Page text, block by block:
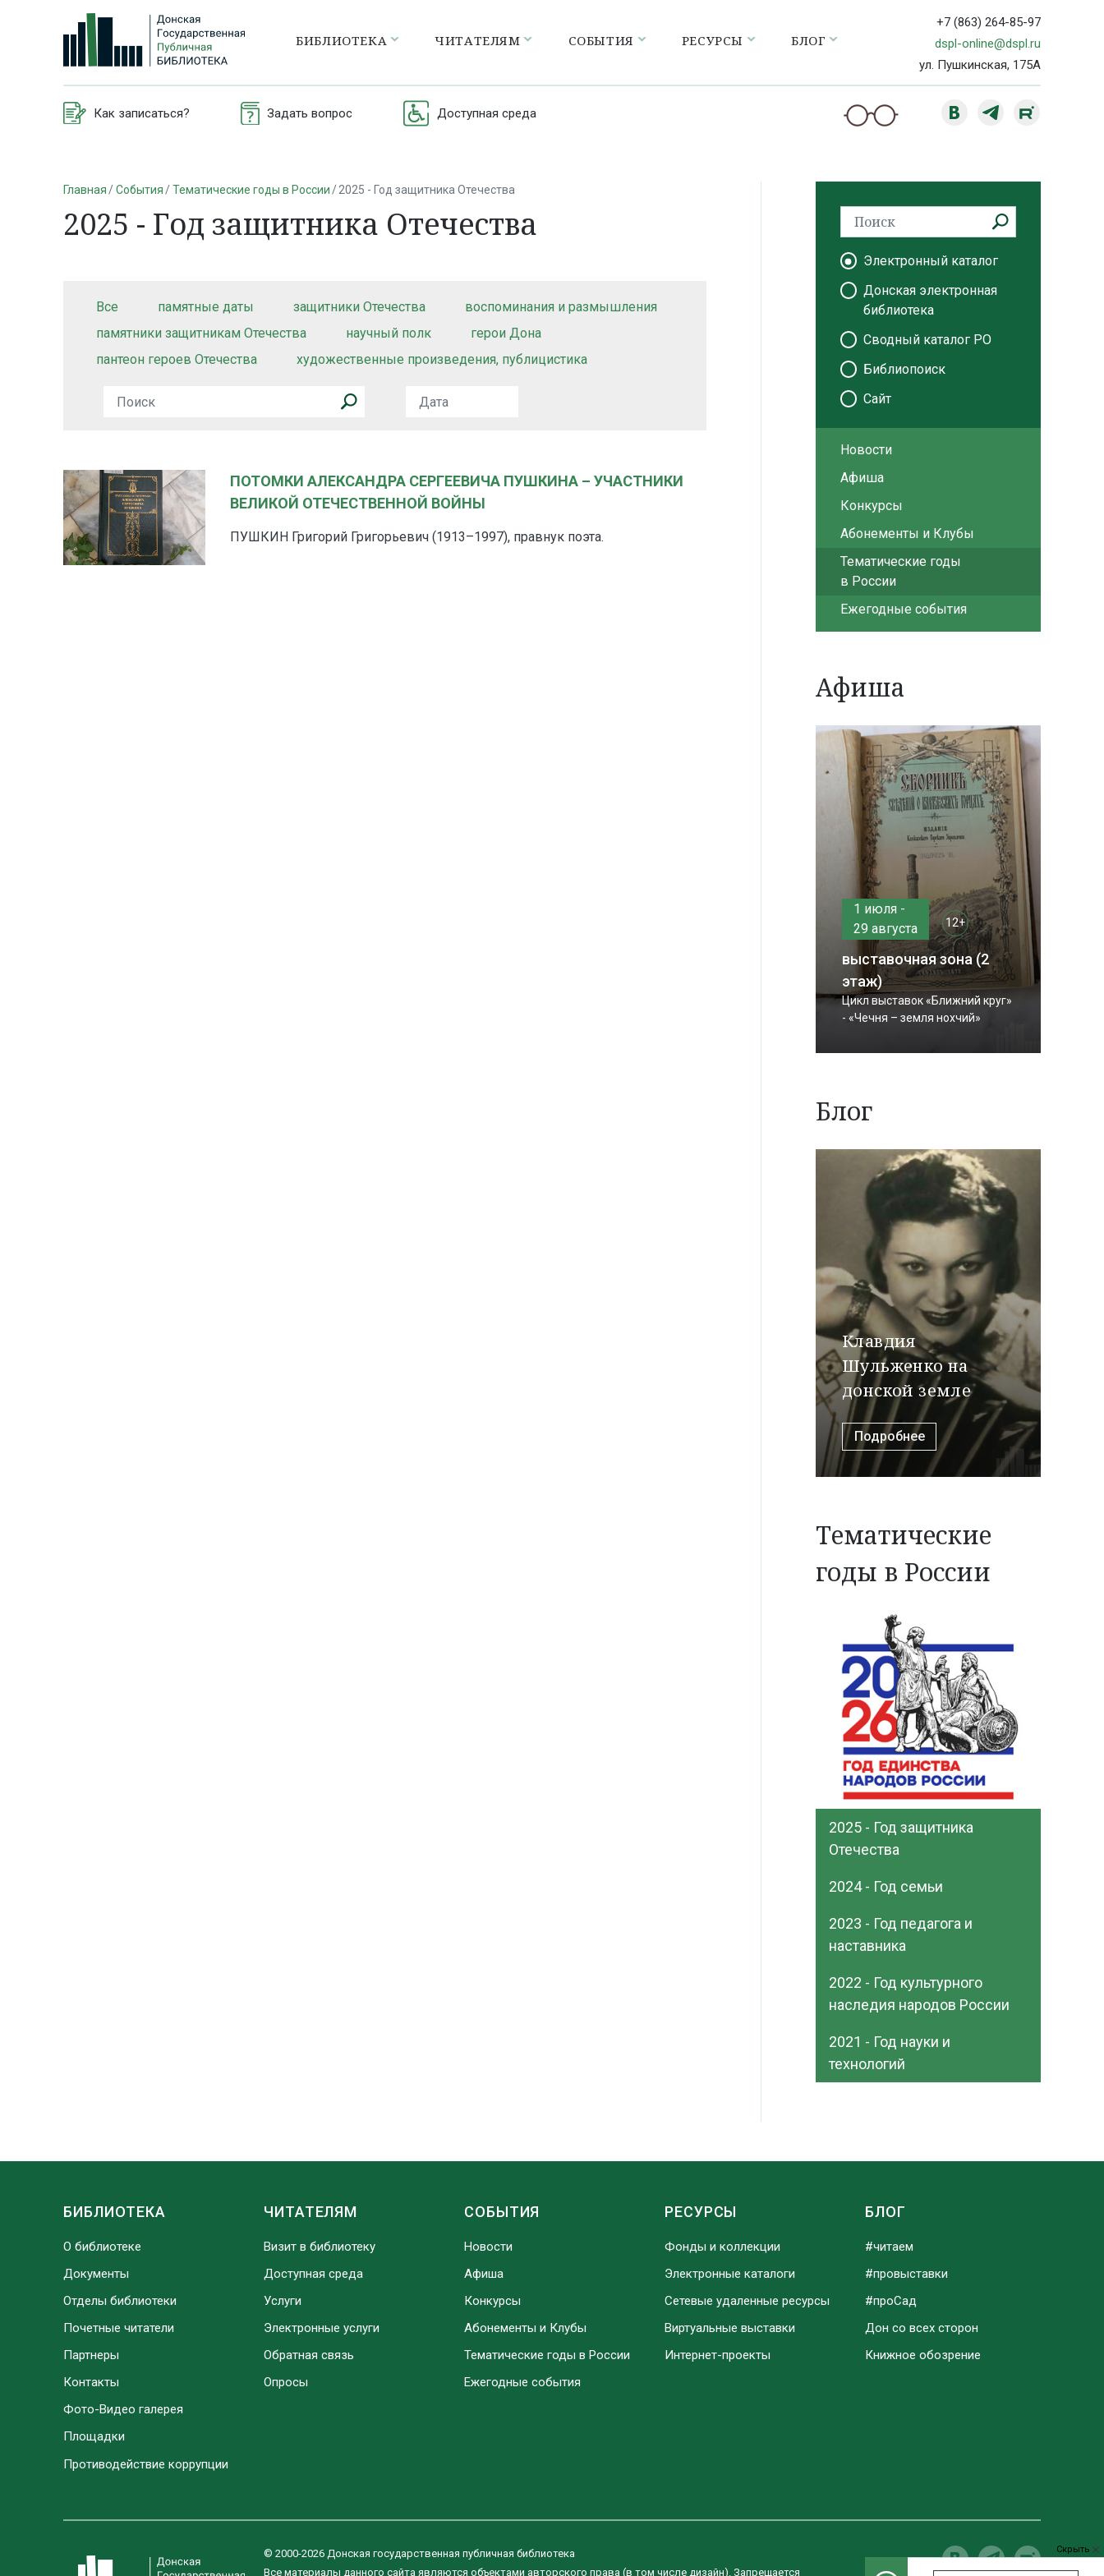
БИБЛИОТЕКА ЧИТАТЕЛЯМ СОБЫТИЯ РЕСУРСЫ БЛОГ
+7 (863) 264-85-97
dspl-online@dspl.ru
ул. Пушкинская, 175А
Как записаться? Задать вопрос Доступная среда
Главная События Тематические годы в России 2025 - Год защитника Отечества
2025 - Год защитника Отечества
Все памятные даты защитники Отечества
воспоминания и размышления
памятники защитникам Отечества
научный полк
герои Дона
пантеон героев Отечества
художественные произведения, публицистика
ПОТОМКИ АЛЕКСАНДРА СЕРГЕЕВИЧА ПУШКИНА – УЧАСТНИКИ
ВЕЛИКОЙ ОТЕЧЕСТВЕННОЙ ВОЙНЫ
ПУШКИН Григорий Григорьевич (1913–1997), правнук поэта.
Электронный каталог
Донская электронная
библиотека
Сводный каталог РО
Библиопоиск
Сайт
Новости
Афиша
Конкурсы
Абонементы и Клубы
Тематические годы
в России
Ежегодные события
Афиша
1 июля -
29 августа
12+
выставочная зона (2
этаж)
Цикл выставок «Ближний круг»
- «Чечня – земля нохчий»
Блог
Клавдия
Шульженко на
донской земле
Подробнее
Тематические
годы в России
2025 - Год защитника
Отечества
2024 - Год семьи
2023 - Год педагога и
наставника
2022 - Год культурного
наследия народов России
2021 - Год науки и
технологий
Скрыть
БИБЛИОТЕКА
О библиотеке
Документы
Отделы библиотеки
Почетные читатели
Партнеры
Контакты
Фото-Видео галерея
Площадки
Противодействие коррупции
ЧИТАТЕЛЯМ
Визит в библиотеку
Доступная среда
Услуги
Электронные услуги
Обратная связь
Опросы
СОБЫТИЯ
Новости
Афиша
Конкурсы
Абонементы и Клубы
Тематические годы в России
Ежегодные события
РЕСУРСЫ
Фонды и коллекции
Электронные каталоги
Сетевые удаленные ресурсы
Виртуальные выставки
Интернет-проекты
БЛОГ
#читаем
#провыставки
#проСад
Дон со всех сторон
Книжное обозрение
© 2000-2026 Донская государственная публичная библиотека
Все материалы данного сайта являются объектами авторского права (в том числе дизайн). Запрещается